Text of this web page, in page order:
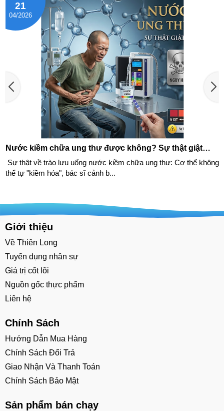
21
04/2026
Nước kiềm chữa ung thư được không? Sự thật giật
mình về trào lưu kiềm hóa cơ thể
Sự thật về trào lưu uống nước kiềm chữa ung thư: Cơ thể không
thể tự "kiềm hóa", bác sĩ cảnh b...
Giới thiệu
Về Thiên Long
Tuyển dụng nhân sự
Giá trị cốt lõi
Nguồn gốc thực phẩm
Liên hệ
Chính Sách
Hướng Dẫn Mua Hàng
Chính Sách Đổi Trả
Giao Nhận Và Thanh Toán
Chính Sách Bảo Mật
Sản phẩm bán chạy